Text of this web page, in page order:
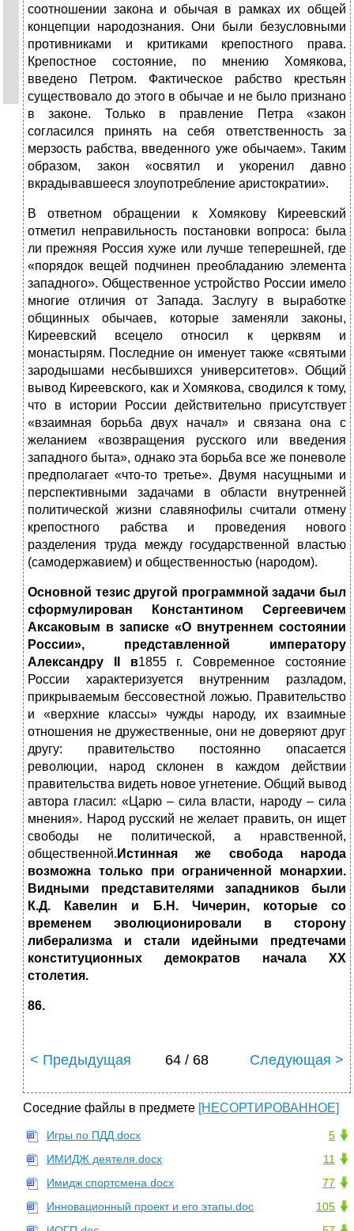
соотношении закона и обычая в рамках их общей
концепции народознания. Они были безусловными
противниками и критиками крепостного права.
Крепостное состояние, по мнению Хомякова,
введено Петром. Фактическое рабство крестьян
существовало до этого в обычае и не было признано
в законе. Только в правление Петра «закон
согласился принять на себя ответственность за
мерзость рабства, введенного уже обычаем». Таким
образом, закон «освятил и укоренил давно
вкрадывавшееся злоупотребление аристократии».
В ответном обращении к Хомякову Киреевский
отметил неправильность постановки вопроса: была
ли прежняя Россия хуже или лучше теперешней, где
«порядок вещей подчинен преобладанию элемента
западного». Общественное устройство России имело
многие отличия от Запада. Заслугу в выработке
общинных обычаев, которые заменяли законы,
Киреевский всецело относил к церквям и
монастырям. Последние он именует также «святыми
зародышами несбывшихся университетов». Общий
вывод Киреевского, как и Хомякова, сводился к тому,
что в истории России действительно присутствует
«взаимная борьба двух начал» и связана она с
желанием «возвращения русского или введения
западного быта», однако эта борьба все же поневоле
предполагает «что-то третье». Двумя насущными и
перспективными задачами в области внутренней
политической жизни славянофилы считали отмену
крепостного рабства и проведения нового
разделения труда между государственной властью
(самодержавием) и общественностью (народом).
Основной тезис другой программной задачи был
сформулирован Константином Сергеевичем
Аксаковым в записке «О внутреннем состоянии
России», представленной императору
Александру
в1855 г. Современное состояние
России характеризуется внутренним разладом,
прикрываемым бессовестной ложью. Правительство
и «верхние классы» чужды народу, их взаимные
отношения не дружественные, они не доверяют друг
другу: правительство постоянно опасается
революции, народ склонен в каждом действии
правительства видеть новое угнетение. Общий вывод
автора гласил: «Царю – сила власти, народу – сила
мнения». Народ русский не желает править, он ищет
свободы не политической, а нравственной,
общественной. Истинная же свобода народа
возможна только при ограниченной монархии.
Видными представителями западников были
К.Д. Кавелин и Б.Н. Чичерин, которые со
временем эволюционировали в сторону
либерализма и стали идейными предтечами
конституционных демократов начала XX
столетия.
86.
< Предыдущая 64 / 68 Следующая >
Соседние файлы в предмете [НЕСОРТИРОВАННОЕ]
5
Игры по ПДД.docx
11
ИМИДЖ деятеля.docx
77
Имидж спортсмена.docx
105
Инновационный проект и его этапы.doc